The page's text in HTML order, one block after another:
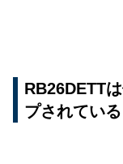
RB26DETT
プされている